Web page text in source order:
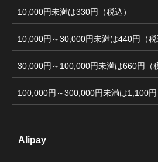
10,000円未満は330円（税込）
10,000円～30,000円未満は440円（税
30,000円～100,000円未満は660円（
100,000円～300,000円未満は1,100円
Alipay